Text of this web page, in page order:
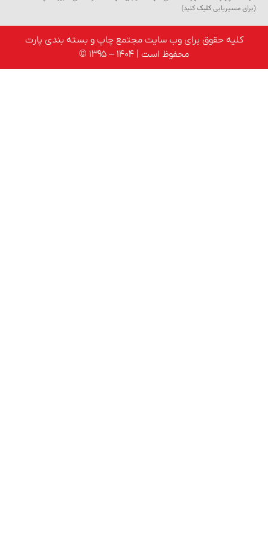
کلیککنید)
حقوق برای وب سایت مجتمع چاپ و بسته بندی پارت
محفوظ است | 1404 – 1395 ©